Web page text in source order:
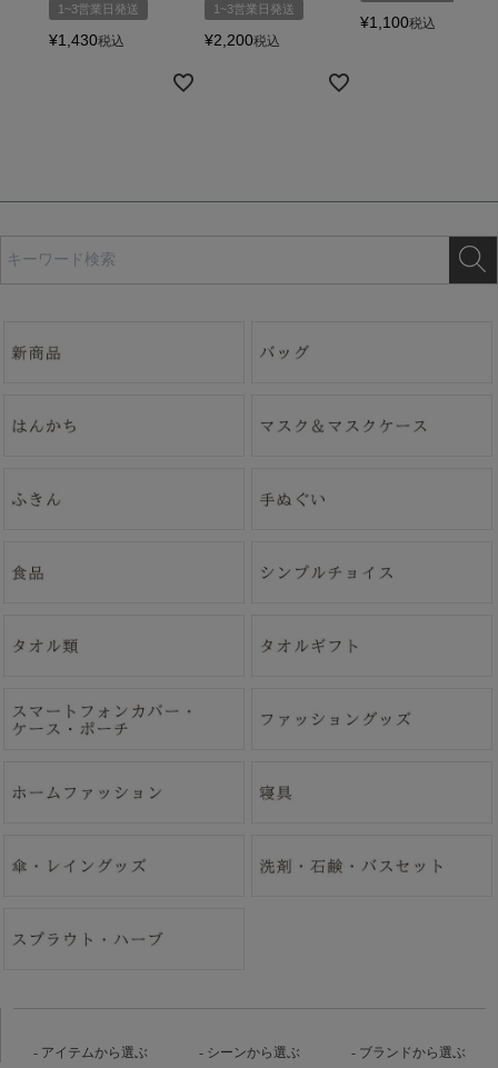
1~3営業日発送
¥1,430税込
1~3営業日発送
¥2,200税込
¥1,100税込
アイテムから選ぶ シーンから選ぶ ブランドから選ぶ